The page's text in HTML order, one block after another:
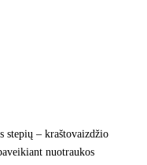
stepių – kraštovaizdžio
nuotraukos